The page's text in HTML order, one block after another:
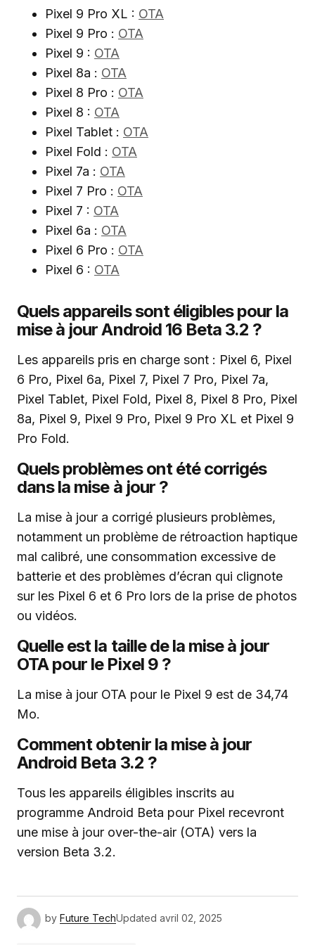
Pixel 9 Pro XL : OTA
Pixel 9 Pro : OTA
Pixel 9 : OTA
Pixel 8a : OTA
Pixel 8 Pro : OTA
Pixel 8 : OTA
Pixel Tablet : OTA
Pixel Fold : OTA
Pixel 7a : OTA
Pixel 7 Pro : OTA
Pixel 7 : OTA
Pixel 6a : OTA
Pixel 6 Pro : OTA
Pixel 6 : OTA
Quels appareils sont éligibles pour la
mise à jour Android 16 Beta 3.2 ?
Les appareils pris en charge sont : Pixel 6, Pixel
6 Pro, Pixel 6a, Pixel 7, Pixel 7 Pro, Pixel 7a,
Pixel Tablet, Pixel Fold, Pixel 8, Pixel 8 Pro, Pixel
8a, Pixel 9, Pixel 9 Pro, Pixel 9 Pro XL et Pixel 9
Pro Fold.
Quels problèmes ont été corrigés
dans la mise à jour ?
La mise à jour a corrigé plusieurs problèmes,
notamment un problème de rétroaction haptique
mal calibré, une consommation excessive de
batterie et des problèmes d’écran qui clignote
sur les Pixel 6 et 6 Pro lors de la prise de photos
ou vidéos.
Quelle est la taille de la mise à jour
OTA pour le Pixel 9 ?
La mise à jour OTA pour le Pixel 9 est de 34,74
Mo.
Comment obtenir la mise à jour
Android Beta 3.2 ?
Tous les appareils éligibles inscrits au
programme Android Beta pour Pixel recevront
une mise à jour over-the-air (OTA) vers la
version Beta 3.2.
by Future TechUpdated avril 02, 2025